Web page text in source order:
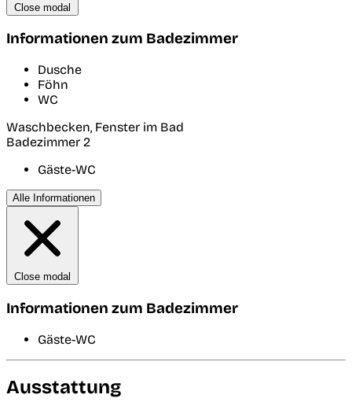
Close modal
Informationen zum Badezimmer
Dusche
Föhn
WC
Waschbecken, Fenster im Bad
Badezimmer 2
Gäste-WC
Alle Informationen
Close modal
Informationen zum Badezimmer
Gäste-WC
Ausstattung